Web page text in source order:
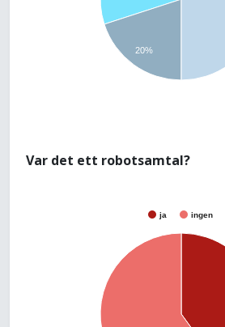
20%
Var det ett robotsamtal?
ja ingen